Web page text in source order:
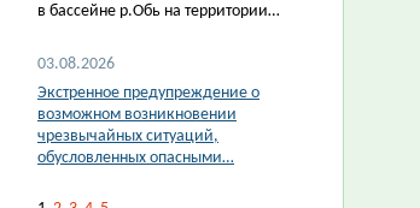
в бассейне р.Обь на территории…
03.08.2026
Экстренное предупреждение о
возможном возникновении
чрезвычайных ситуаций,
обусловленных опасными…